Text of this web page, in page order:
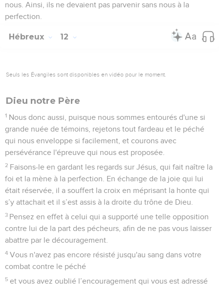
nous. Ainsi, ils ne devaient pas parvenir sans nous à la
perfection.
Hébreux 12
Seuls les Évangiles sont disponibles en vidéo pour le moment.
Dieu notre Père
1 Nous donc aussi, puisque nous sommes entourés d'une si
grande nuée de témoins, rejetons tout fardeau et le péché
qui nous enveloppe si facilement, et courons avec
persévérance l'épreuve qui nous est proposée.
2 Faisons-le en gardant les regards sur Jésus, qui fait naître la
foi et la mène à la perfection. En échange de la joie qui lui
était réservée, il a souffert la croix en méprisant la honte qui
s’y attachait et il s’est assis à la droite du trône de Dieu.
3 Pensez en effet à celui qui a supporté une telle opposition
contre lui de la part des pécheurs, afin de ne pas vous laisser
abattre par le découragement.
4 Vous n'avez pas encore résisté jusqu'au sang dans votre
combat contre le péché
5 et vous avez oublié l’encouragement qui vous est adressé